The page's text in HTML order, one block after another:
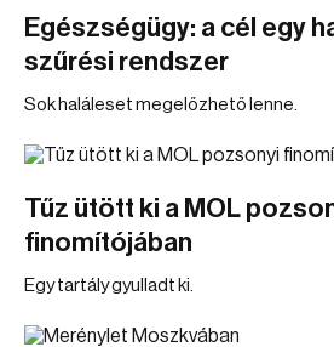
Egészségügy: a cél egy
szűrési rendszer
Sok haláleset megelőzhető lenne.
Tűz ütött ki a MOL
finomítójában
Egy tartály gyulladt ki.